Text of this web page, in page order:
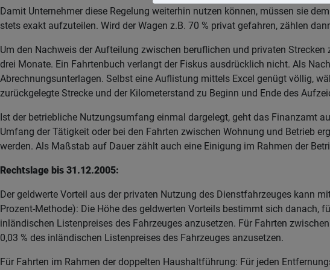
Damit Unternehmer diese Regelung weiterhin nutzen können, müssen sie
stets exakt aufzuteilen. Wird der Wagen z.B. 70 % privat gefahren, zählen
Um den Nachweis der Aufteilung zwischen beruflichen und privaten
drei Monate. Ein Fahrtenbuch verlangt der Fiskus ausdrücklich nicht. Als
Abrechnungsunterlagen. Selbst eine Auflistung mittels Excel genügt völlig,
zurückgelegte Strecke und der Kilometerstand zu Beginn und Ende des
Ist der betriebliche Nutzungsumfang einmal dargelegt, geht das Finanzamt
Umfang der Tätigkeit oder bei den Fahrten zwischen Wohnung und Betrieb
werden. Als Maßstab auf Dauer zählt auch eine Einigung im Rahmen der
Rechtslage bis 31.12.2005:
Der geldwerte Vorteil aus der privaten Nutzung des Dienstfahrzeuges kann
Prozent-Methode): Die Höhe des geldwerten Vorteils bestimmt sich danach,
inländischen Listenpreises des Fahrzeuges anzusetzen. Für Fahrten
0,03 % des inländischen Listenpreises des Fahrzeuges anzusetzen.
Für Fahrten im Rahmen der doppelten Haushaltführung: Für jeden